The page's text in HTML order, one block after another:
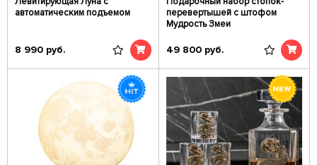
автоматическим подъемом
8 990 руб.
перевертышей c штофом
Мудрость Змеи
49 800 руб.